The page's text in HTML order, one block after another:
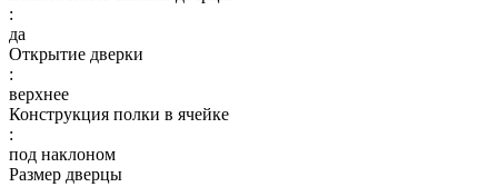
:
да
Открытие дверки
:
верхнее
Конструкция полки в ячейке
:
под наклоном
Размер дверцы